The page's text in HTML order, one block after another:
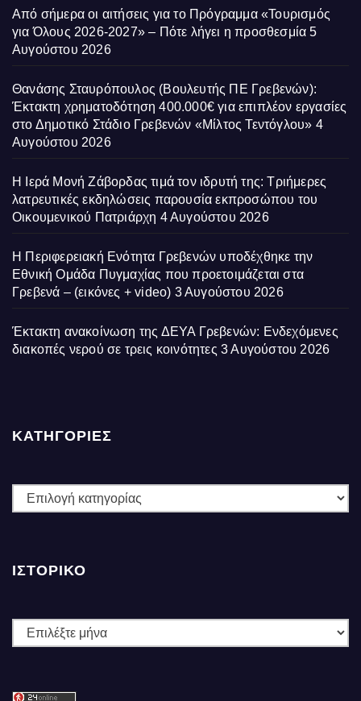
Από σήμερα οι αιτήσεις για το Πρόγραμμα «Τουρισμός
για Όλους 2026-2027» – Πότε λήγει η προσθεσμία 5
Αυγούστου 2026
Θανάσης Σταυρόπουλος (Βουλευτής ΠΕ Γρεβενών):
Έκτακτη χρηματοδότηση 400.000€ για επιπλέον εργασίες
στο Δημοτικό Στάδιο Γρεβενών «Μίλτος Τεντόγλου» 4
Αυγούστου 2026
Η Ιερά Μονή Ζάβορδας τιμά τον ιδρυτή της: Τριήμερες
λατρευτικές εκδηλώσεις παρουσία εκπροσώπου του
Οικουμενικού Πατριάρχη 4 Αυγούστου 2026
Η Περιφερειακή Ενότητα Γρεβενών υποδέχθηκε την
Εθνική Ομάδα Πυγμαχίας που προετοιμάζεται στα
Γρεβενά – (εικόνες + video) 3 Αυγούστου 2026
Έκτακτη ανακοίνωση της ΔΕΥΑ Γρεβενών: Ενδεχόμενες
διακοπές νερού σε τρεις κοινότητες 3 Αυγούστου 2026
ΚΑΤΗΓΟΡΙΕΣ
ΚΑΤΗΓΟΡΙΕΣ
ΙΣΤΟΡΙΚΌ
Ιστορικό